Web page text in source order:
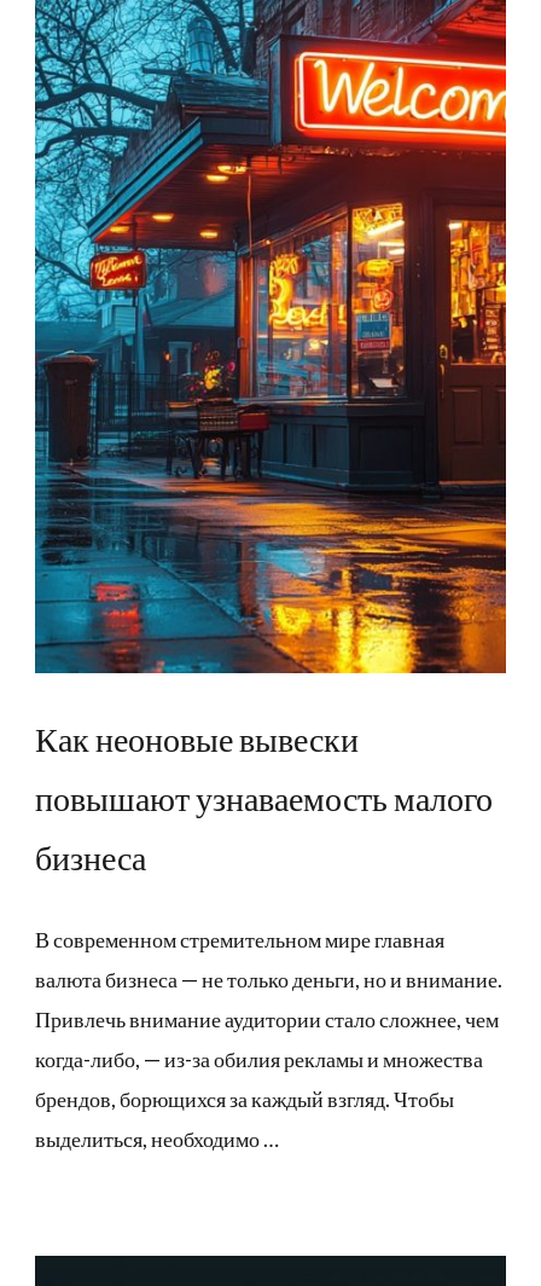
Как неоновые вывески
повышают узнаваемость малого
бизнеса
В современном стремительном мире главная
валюта бизнеса — не только деньги, но и внимание.
Привлечь внимание аудитории стало сложнее, чем
когда-либо, — из-за обилия рекламы и множества
брендов, борющихся за каждый взгляд. Чтобы
выделиться, необходимо …